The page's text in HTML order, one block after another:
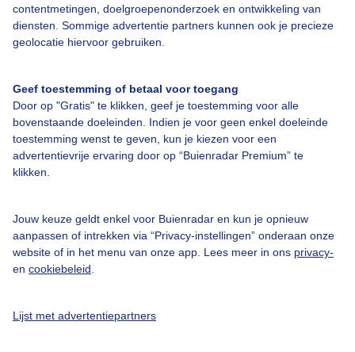
contentmetingen, doelgroepenonderzoek en ontwikkeling van
diensten. Sommige advertentie partners kunnen ook je precieze
geolocatie hiervoor gebruiken.
Geef toestemming of betaal voor toegang
Door op "Gratis" te klikken, geef je toestemming voor alle
bovenstaande doeleinden. Indien je voor geen enkel doeleinde
toestemming wenst te geven, kun je kiezen voor een
advertentievrije ervaring door op “Buienradar Premium” te
klikken.
Jouw keuze geldt enkel voor Buienradar en kun je opnieuw
aanpassen of intrekken via “Privacy-instellingen” onderaan onze
website of in het menu van onze app. Lees meer in ons privacy-
en cookiebeleid
Lijst met advertentiepartners
Over Buienradar
Bedrijfsgegevens
Veelgestelde vragen
Contact
Toegankelijkheid
Adverteren
Buienradar Team